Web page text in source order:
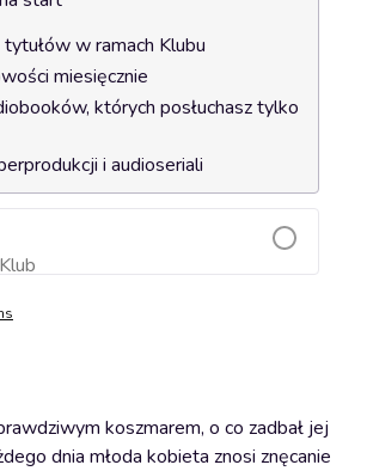
w ramach Klubu
miesięcznie
których posłuchasz tylko
i audioseriali
Dodaj do koszyka
koszmarem, o co zadbał jej
dnia młoda kobieta znosi znęcanie